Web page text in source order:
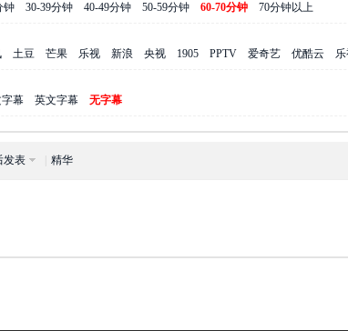
钟 30-39分钟 40-49分钟 50-59分钟 60-70分钟 70分钟以上
土豆 芒果 乐视 新浪 央视 1905 PPTV 爱奇艺 优酷云
幕 英文字幕 无字幕
发表 精华